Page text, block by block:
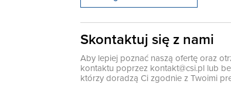
Skontaktuj się z nami
Aby lepiej poznać naszą ofertę oraz
kontaktu poprzez kontakt@csi.pl lub
którzy doradzą Ci zgodnie z Twoimi